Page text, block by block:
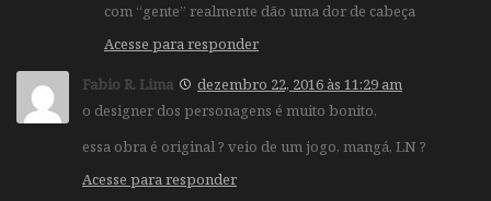
com “gente” realmente dão uma dor de cabeça
Acesse para responder
Fabio R. Lima
dezembro 22, 2016 às 11:29 am
o designer dos personagens é muito bonito,
essa obra é original ? veio de um jogo, mangá, LN ?
Acesse para responder